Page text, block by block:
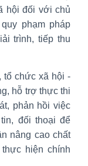
hội đối với chủ
phạm pháp
trình, tiếp thu
tổ chức xã hội -
hỗ trợ thực thi
phản hồi việc
đối thoại để
nâng cao chất
hiện chính